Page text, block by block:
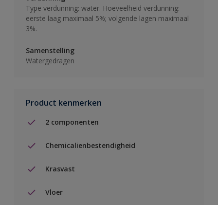
Type verdunning: water. Hoeveelheid verdunning:
eerste laag maximaal 5%; volgende lagen maximaal
3%.
Samenstelling
Watergedragen
Product kenmerken
2 componenten
Chemicalienbestendigheid
Krasvast
Vloer